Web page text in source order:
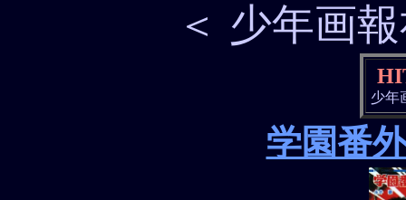
＜ 少年画
少年
学園番